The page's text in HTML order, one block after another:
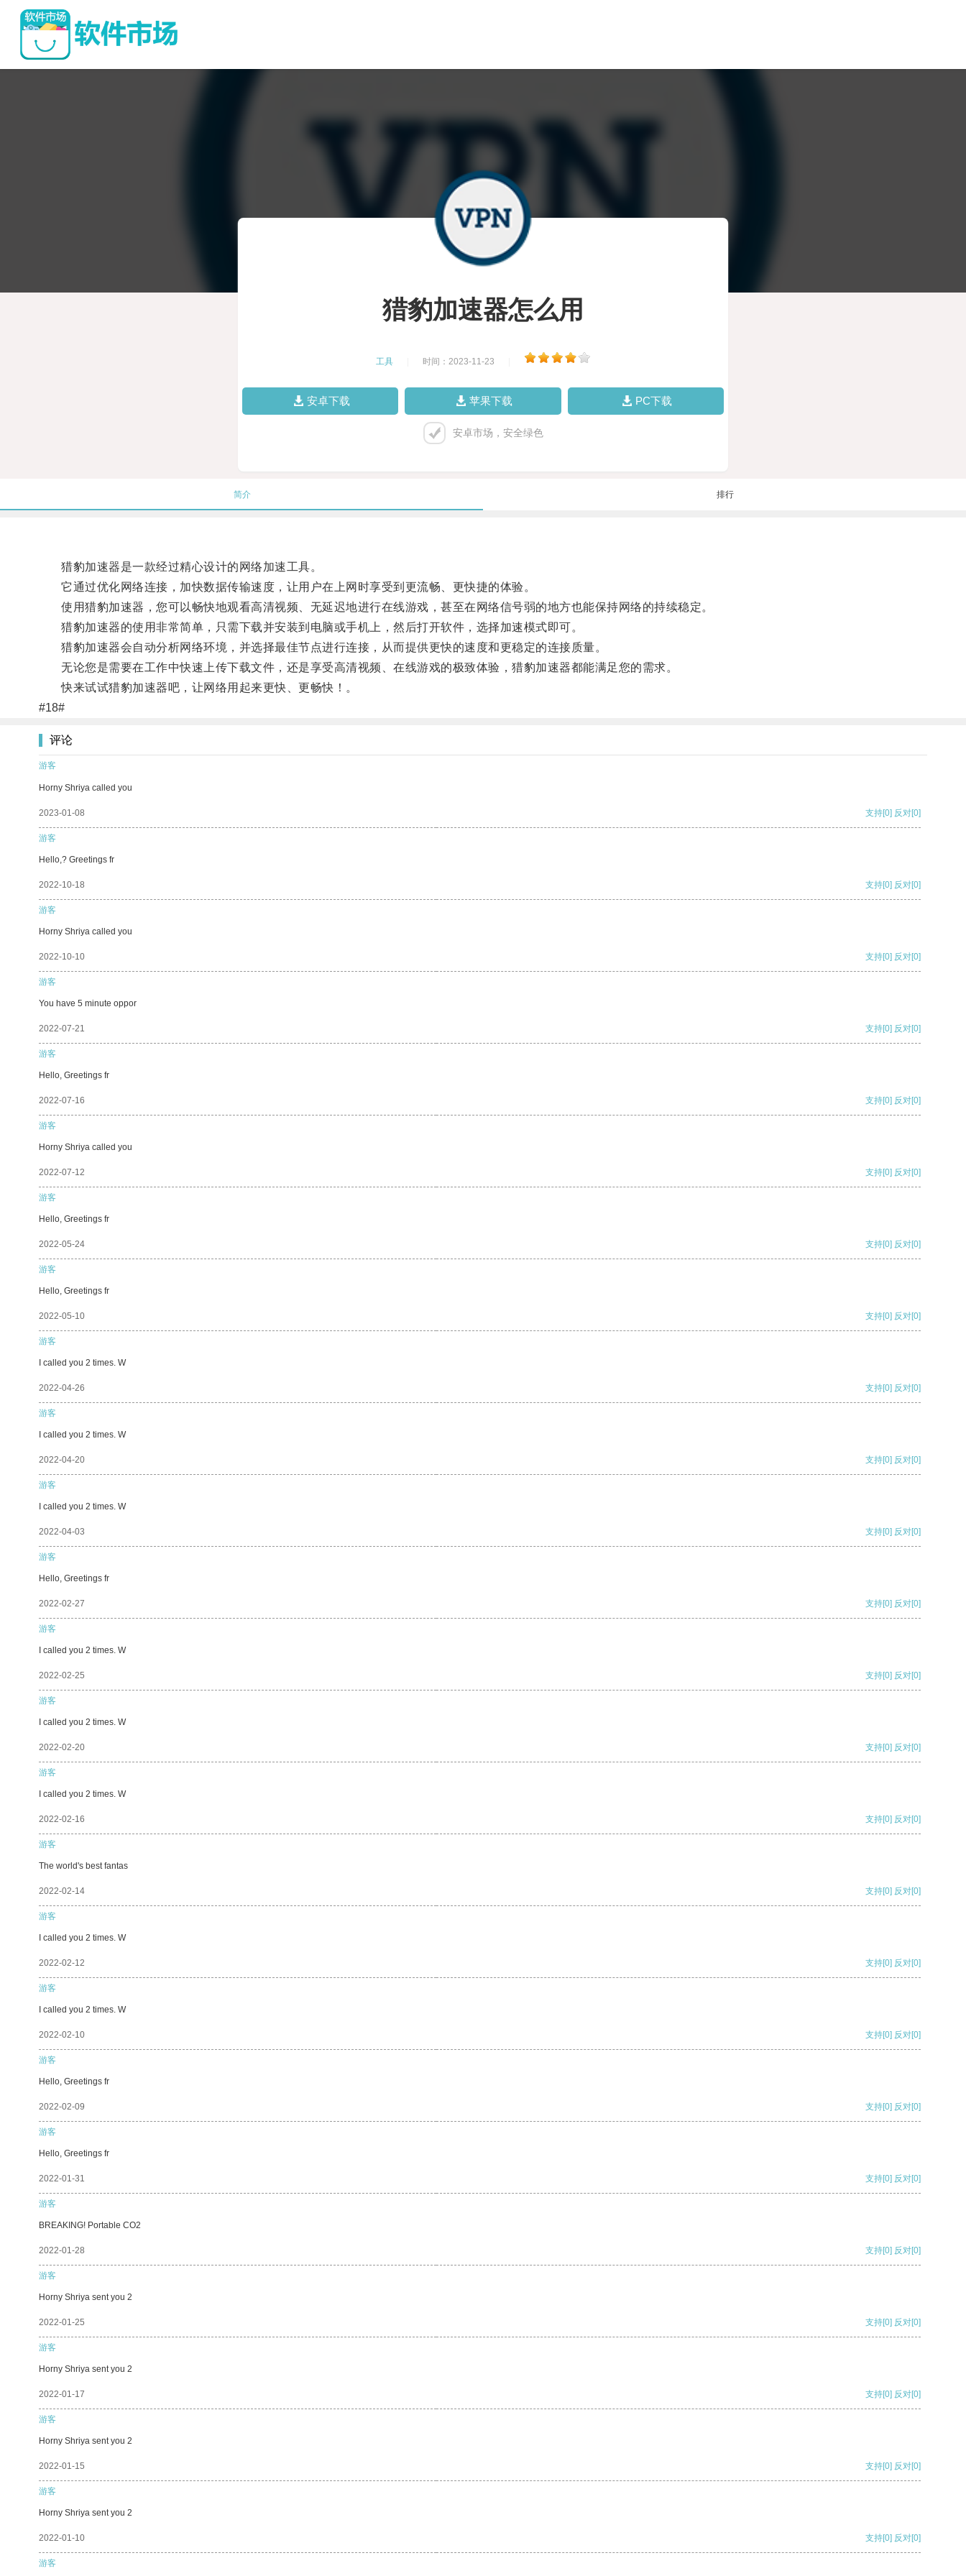
猎豹加速器怎么用
工具 时间：2023-11-23
安卓下载 苹果下载 PC下载
安卓市场，安全绿色
简介 排行
猎豹加速器是一款经过精心设计的网络加速工具。
它通过优化网络连接，加快数据传输速度，让用户在上网时享受到更流畅、更快捷的体验。
使用猎豹加速器，您可以畅快地观看高清视频、无延迟地进行在线游戏，甚至在网络信号弱的地方也能保持网络的持续稳定。
猎豹加速器的使用非常简单，只需下载并安装到电脑或手机上，然后打开软件，选择加速模式即可。
猎豹加速器会自动分析网络环境，并选择最佳节点进行连接，从而提供更快的速度和更稳定的连接质量。
无论您是需要在工作中快速上传下载文件，还是享受高清视频、在线游戏的极致体验，猎豹加速器都能满足您的需求。
快来试试猎豹加速器吧，让网络用起来更快、更畅快！。
#18#
评论
游客
Horny Shriya called you
2023-01-08 支持[0] 反对[0]
游客
Hello,? Greetings fr
2022-10-18 支持[0] 反对[0]
游客
Horny Shriya called you
2022-10-10 支持[0] 反对[0]
游客
You have 5 minute oppor
2022-07-21 支持[0] 反对[0]
游客
Hello, Greetings fr
2022-07-16 支持[0] 反对[0]
游客
Horny Shriya called you
2022-07-12 支持[0] 反对[0]
游客
Hello, Greetings fr
2022-05-24 支持[0] 反对[0]
游客
Hello, Greetings fr
2022-05-10 支持[0] 反对[0]
游客
I called you 2 times. W
2022-04-26 支持[0] 反对[0]
游客
I called you 2 times. W
2022-04-20 支持[0] 反对[0]
游客
I called you 2 times. W
2022-04-03 支持[0] 反对[0]
游客
Hello, Greetings fr
2022-02-27 支持[0] 反对[0]
游客
I called you 2 times. W
2022-02-25 支持[0] 反对[0]
游客
I called you 2 times. W
2022-02-20 支持[0] 反对[0]
游客
I called you 2 times. W
2022-02-16 支持[0] 反对[0]
游客
The world's best fantas
2022-02-14 支持[0] 反对[0]
游客
I called you 2 times. W
2022-02-12 支持[0] 反对[0]
游客
I called you 2 times. W
2022-02-10 支持[0] 反对[0]
游客
Hello, Greetings fr
2022-02-09 支持[0] 反对[0]
游客
Hello, Greetings fr
2022-01-31 支持[0] 反对[0]
游客
BREAKING! Portable CO2
2022-01-28 支持[0] 反对[0]
游客
Horny Shriya sent you 2
2022-01-25 支持[0] 反对[0]
游客
Horny Shriya sent you 2
2022-01-17 支持[0] 反对[0]
游客
Horny Shriya sent you 2
2022-01-15 支持[0] 反对[0]
游客
Horny Shriya sent you 2
2022-01-10 支持[0] 反对[0]
游客